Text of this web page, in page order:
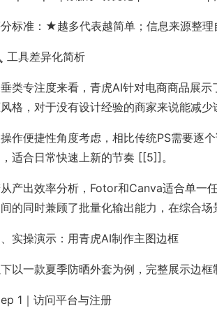
标准：★越多代表越简单；信息来源整
工具差异化简析
类专注度来看，青虎AI针对电商商品展
格，对于没有设计经验的商家来说能减
作便捷性角度考虑，相比传统PS需要逐
适合日常快速上新的节奏 [[5]]。
产出效率分析，Fotor和Canva适合单一
的同时兼顾了批量化输出能力，在综合
实操演示：用青虎AI制作主图边框
以一款夏季防晒外套为例，完整展示边框
1｜访问平台与注册